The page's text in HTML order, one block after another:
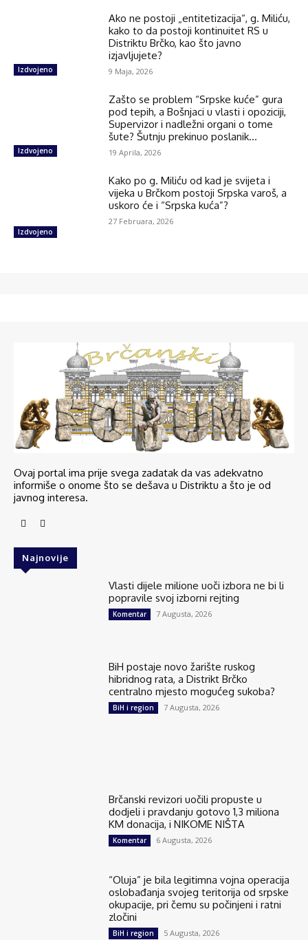
Izdvojeno
Ako ne postoji „entitetizacija“, g. Miliću,
kako to da postoji kontinuitet RS u
Distriktu Brčko, kao što javno
izjavljujete?
9 Maja, 2026
Izdvojeno
Zašto se problem “Srpske kuće” gura
pod tepih, a Bošnjaci u vlasti i opoziciji,
Supervizor i nadležni organi o tome
šute? Šutnju prekinuo poslanik...
19 Aprila, 2026
Izdvojeno
Kako po g. Miliću od kad je svijeta i
vijeka u Brčkom postoji Srpska varoš, a
uskoro će i “Srpska kuća”?
27 Februara, 2026
Ovaj portal ima prije svega zadatak da vas adekvatno
informiše o onome što se dešava u Distriktu a što je od
javnog interesa.
Najnovije
Vlasti dijele milione uoči izbora ne bi li
popravile svoj izborni rejting
Komentar 7 Augusta, 2026
BiH postaje novo žarište ruskog
hibridnog rata, a Distrikt Brčko
centralno mjesto mogućeg sukoba?
BiH i region 7 Augusta, 2026
Brčanski revizori uočili propuste u
dodjeli i pravdanju gotovo 1,3 miliona
KM donacija, i NIKOME NIŠTA
Komentar 6 Augusta, 2026
“Oluja” je bila legitimna vojna operacija
oslobađanja svojeg teritorija od srpske
okupacije, pri čemu su počinjeni i ratni
zločini
BiH i region 5 Augusta, 2026